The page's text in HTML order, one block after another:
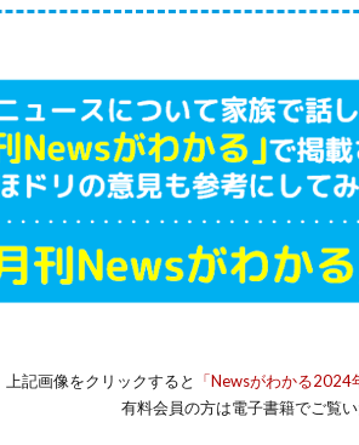
上記画像をクリックすると 「Newsがわかる2024
有料会員の方は電子書籍でご覧い